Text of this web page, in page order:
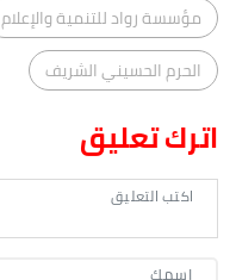
مؤسسة رواد للتنمية والإعلام
الحرم الحسيني الشريف
اترك تعليق